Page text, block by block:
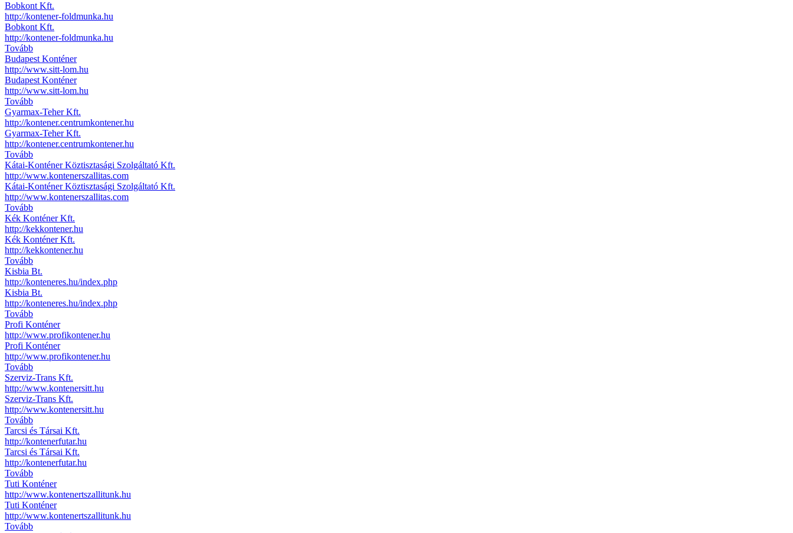
Bobkont Kft.
http://kontener-foldmunka.hu
Bobkont Kft.
http://kontener-foldmunka.hu
Tovább
Budapest Konténer
http://www.sitt-lom.hu
Budapest Konténer
http://www.sitt-lom.hu
Tovább
Gyarmax-Teher Kft.
http://kontener.centrumkontener.hu
Gyarmax-Teher Kft.
http://kontener.centrumkontener.hu
Tovább
Kátai-Konténer Köztisztasági Szolgáltató Kft.
http://www.kontenerszallitas.com
Kátai-Konténer Köztisztasági Szolgáltató Kft.
http://www.kontenerszallitas.com
Tovább
Kék Konténer Kft.
http://kekkontener.hu
Kék Konténer Kft.
http://kekkontener.hu
Tovább
Kisbia Bt.
http://konteneres.hu/index.php
Kisbia Bt.
http://konteneres.hu/index.php
Tovább
Profi Konténer
http://www.profikontener.hu
Profi Konténer
http://www.profikontener.hu
Tovább
Szerviz-Trans Kft.
http://www.kontenersitt.hu
Szerviz-Trans Kft.
http://www.kontenersitt.hu
Tovább
Tarcsi és Társai Kft.
http://kontenerfutar.hu
Tarcsi és Társai Kft.
http://kontenerfutar.hu
Tovább
Tuti Konténer
http://www.kontenertszallitunk.hu
Tuti Konténer
http://www.kontenertszallitunk.hu
Tovább